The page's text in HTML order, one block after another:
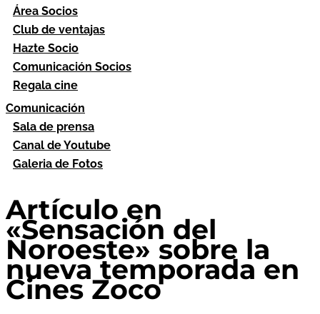
Área Socios
Club de ventajas
Hazte Socio
Comunicación Socios
Regala cine
Comunicación
Sala de prensa
Canal de Youtube
Galeria de Fotos
Artículo en
«Sensación del
Noroeste» sobre la
nueva temporada en
Cines Zoco